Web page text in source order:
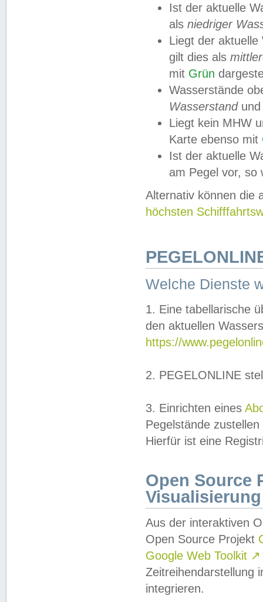
Ist der aktuelle
als niedriger
Liegt der
gilt dies als
mit Grün
Wasserstände
Wasserstandund
Liegt kein MHW
Karte ebenso mit
Ist der aktuelle
am Pegel vor,
Alternativ können die
höchsten
Welche Dienste
1. Eine tabellarische
den aktuellen
https://
2. PEGELONLINE
3. Einrichten eines
Pegelstände
Hierfür ist eine
Open Source
Visualisierung
Aus der interaktiven
Open Source Projekt
Google Web Toolkit ↗
Zeitreihendarstellung
integrieren.